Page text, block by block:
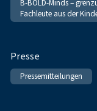
B-BOLD-Minds –
Fachleute aus der
Presse
Pressemitteilungen